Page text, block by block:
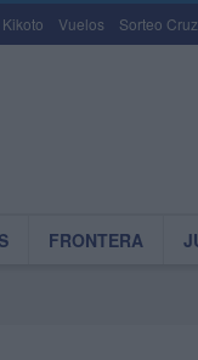
Vuelos Sorteo
FRONTERA